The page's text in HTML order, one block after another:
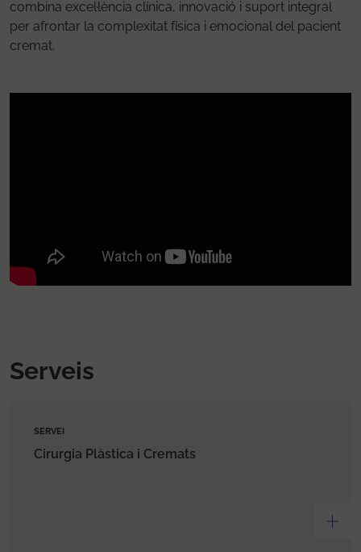
combina excel·lència clínica, innovació i suport integral
per afrontar la complexitat física i emocional del pacient
cremat.
Serveis
SERVEI
Cirurgia Plàstica i Cremats